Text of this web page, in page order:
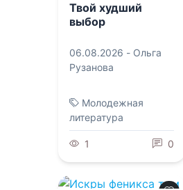
Твой худший
выбор
06.08.2026 - Ольга
Рузанова
Молодежная
литература
1 0